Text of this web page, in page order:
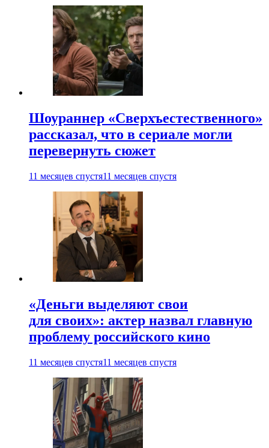
Шоураннер «Сверхъестественного»
рассказал, что в сериале могли
перевернуть сюжет
11 месяцев спустя11 месяцев спустя
«Деньги выделяют свои
для своих»: актер назвал главную
проблему российского кино
11 месяцев спустя11 месяцев спустя